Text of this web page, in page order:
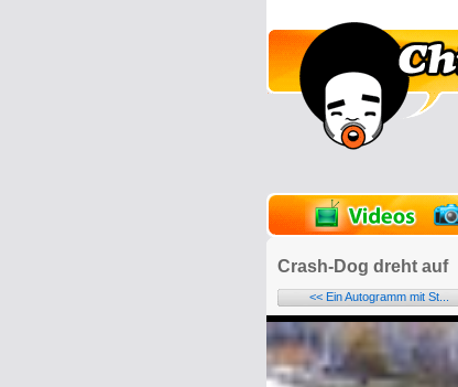
Crash-Dog dreht auf
<< Ein Autogramm mit St...